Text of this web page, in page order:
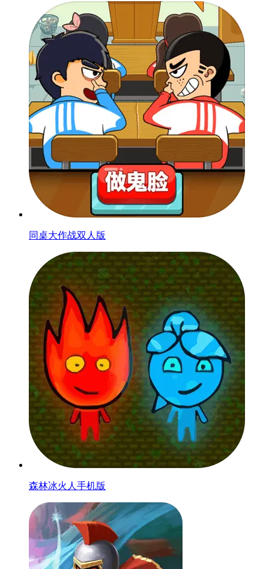
同桌大作战双人版
森林冰火人手机版